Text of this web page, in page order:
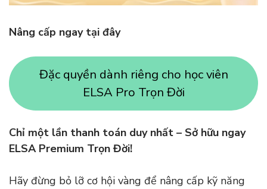
Nâng cấp ngay tại đây
Đặc quyền dành riêng cho học viên
ELSA Pro Trọn Đời
Chỉ một lần thanh toán duy nhất – Sở hữu ngay
ELSA Premium Trọn Đời!
Hãy đừng bỏ lỡ cơ hội vàng để nâng cấp kỹ năng